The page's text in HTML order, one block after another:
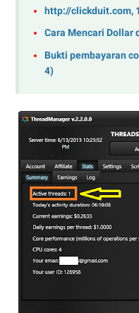
http://clickduit.com,
Cara Mencari Dollar
Bukti pembayaran
4)